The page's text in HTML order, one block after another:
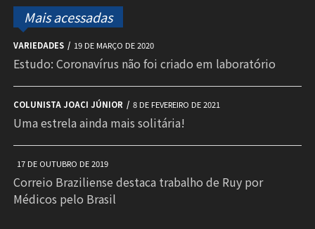
Mais acessadas
VARIEDADES 19 DE MARÇO DE 2020
Estudo: Coronavírus não foi criado em laboratório
COLUNISTA JOACI JÚNIOR 8 DE FEVEREIRO DE 2021
Uma estrela ainda mais solitária!
17 DE OUTUBRO DE 2019
Correio Braziliense destaca trabalho de Ruy por
Médicos pelo Brasil